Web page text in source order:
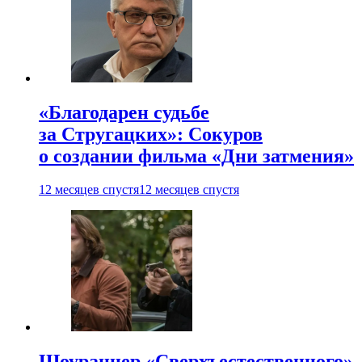
«Благодарен судьбе
за Стругацких»: Сокуров
о создании фильма «Дни затмения»
12 месяцев спустя12 месяцев спустя